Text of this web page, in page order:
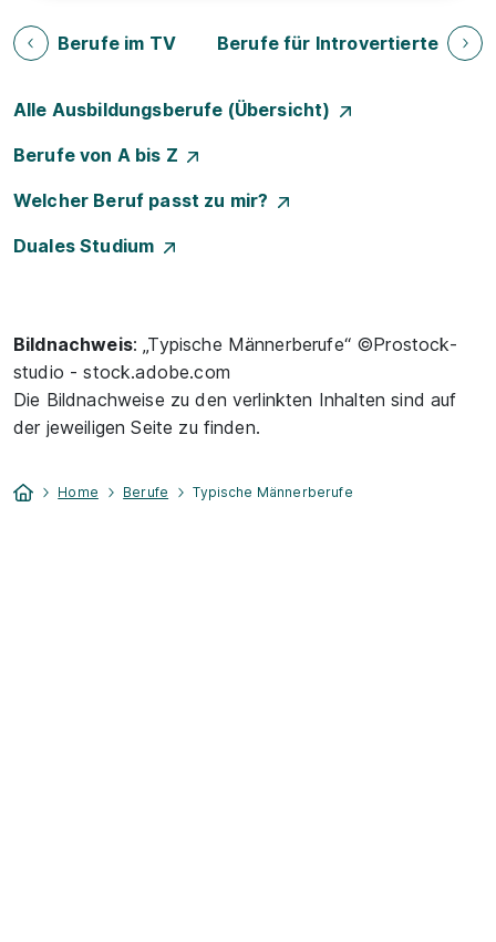
Berufe im TV Berufe für Introvertierte
Alle Ausbildungsberufe (Übersicht)
Berufe von A bis Z
Welcher Beruf passt zu mir?
Duales Studium
Bildnachweis: „Typische Männerberufe“ ©Prostock-
studio - stock.adobe.com
Die Bildnachweise zu den verlinkten Inhalten sind auf
der jeweiligen Seite zu finden.
Home Berufe Typische Männerberufe